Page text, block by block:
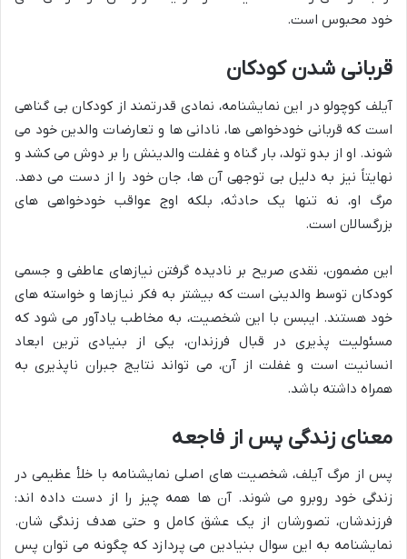
خود محبوس است.
قربانی شدن کودکان
آیلف کوچولو در این نمایشنامه، نمادی قدرتمند از کودکان بی گناهی
است که قربانی خودخواهی ها، نادانی ها و تعارضات والدین خود می
شوند. او از بدو تولد، بار گناه و غفلت والدینش را بر دوش می کشد و
نهایتاً نیز به دلیل بی توجهی آن ها، جان خود را از دست می دهد.
مرگ او، نه تنها یک حادثه، بلکه اوج عواقب خودخواهی های
بزرگسالان است.
این مضمون، نقدی صریح بر نادیده گرفتن نیازهای عاطفی و جسمی
کودکان توسط والدینی است که بیشتر به فکر نیازها و خواسته های
خود هستند. ایبسن با این شخصیت، به مخاطب یادآور می شود که
مسئولیت پذیری در قبال فرزندان، یکی از بنیادی ترین ابعاد
انسانیت است و غفلت از آن، می تواند نتایج جبران ناپذیری به
همراه داشته باشد.
معنای زندگی پس از فاجعه
پس از مرگ آیلف، شخصیت های اصلی نمایشنامه با خلأ عظیمی در
زندگی خود روبرو می شوند. آن ها همه چیز را از دست داده اند:
فرزندشان، تصورشان از یک عشق کامل و حتی هدف زندگی شان.
نمایشنامه به این سوال بنیادین می پردازد که چگونه می توان پس